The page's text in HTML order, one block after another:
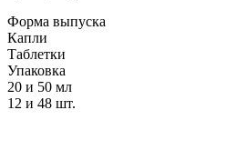
Форма выпуска
Капли
Таблетки
Упаковка
20 и 50 мл
12 и 48 шт.